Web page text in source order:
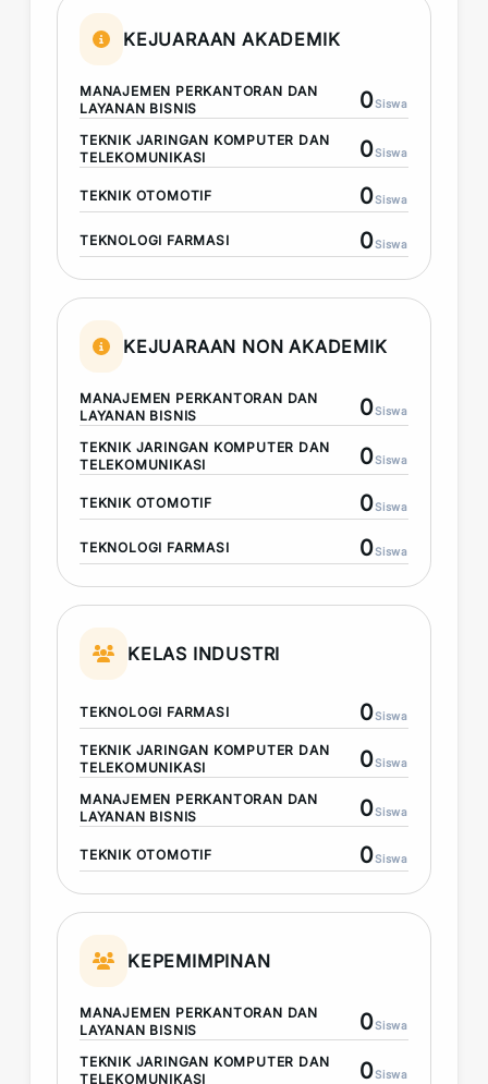
KEJUARAAN AKADEMIK
MANAJEMEN PERKANTORAN DAN
LAYANAN BISNIS
0Siswa
TEKNIK JARINGAN KOMPUTER DAN
TELEKOMUNIKASI
0Siswa
TEKNIK OTOMOTIF 0Siswa
TEKNOLOGI FARMASI 0Siswa
KEJUARAAN NON AKADEMIK
MANAJEMEN PERKANTORAN DAN
LAYANAN BISNIS
0Siswa
TEKNIK JARINGAN KOMPUTER DAN
TELEKOMUNIKASI
0Siswa
TEKNIK OTOMOTIF 0Siswa
TEKNOLOGI FARMASI 0Siswa
KELAS INDUSTRI
TEKNOLOGI FARMASI 0Siswa
TEKNIK JARINGAN KOMPUTER DAN
TELEKOMUNIKASI
0Siswa
MANAJEMEN PERKANTORAN DAN
LAYANAN BISNIS
0Siswa
TEKNIK OTOMOTIF 0Siswa
KEPEMIMPINAN
MANAJEMEN PERKANTORAN DAN
LAYANAN BISNIS
0Siswa
TEKNIK JARINGAN KOMPUTER DAN
TELEKOMUNIKASI
0Siswa